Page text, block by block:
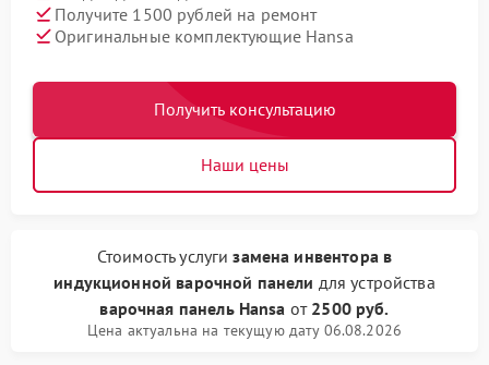
Получите 1500 рублей на ремонт
Оригинальные комплектующие Hansa
Получить консультацию
Наши цены
Стоимость услугизамена инвентора в
индукционной варочной панели для устройства
варочная панель Hansa от 2500 руб.
Цена актуальна на текущую дату 06.08.2026